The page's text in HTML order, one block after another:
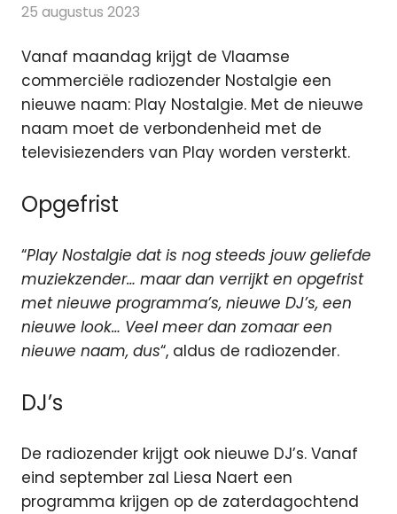
25 augustus 2023
Vanaf maandag krijgt de Vlaamse
commerciële radiozender Nostalgie een
nieuwe naam: Play Nostalgie. Met de nieuwe
naam moet de verbondenheid met de
televisiezenders van Play worden versterkt.
Opgefrist
“Play Nostalgie dat is nog steeds jouw geliefde
muziekzender… maar dan verrijkt en opgefrist
met nieuwe programma’s, nieuwe DJ’s, een
nieuwe look… Veel meer dan zomaar een
nieuwe naam, dus“, aldus de radiozender.
DJ’s
De radiozender krijgt ook nieuwe DJ’s. Vanaf
eind september zal Liesa Naert een
programma krijgen op de zaterdagochtend